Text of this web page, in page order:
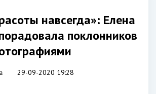
навсегда»: Елена
поклонников
29-09-2020 19:28